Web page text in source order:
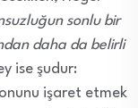
sonlu bir
daha da belirli
ise şudur:
işaret etmek